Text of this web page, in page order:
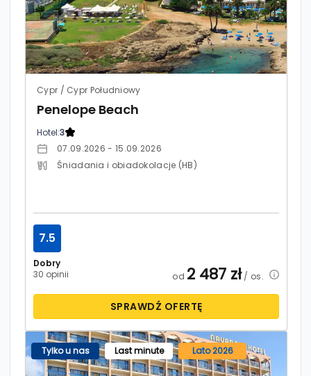
Cypr / Cypr Południowy
Penelope Beach
Hotel:3
07.09.2026 - 15.09.2026
Śniadania i obiadokolacje (HB)
Dobry
30 opinii
7.5
od 2 487 zł/ os.
SPRAWDŹ OFERTĘ
Tylko u nas Last minute Lato 2026